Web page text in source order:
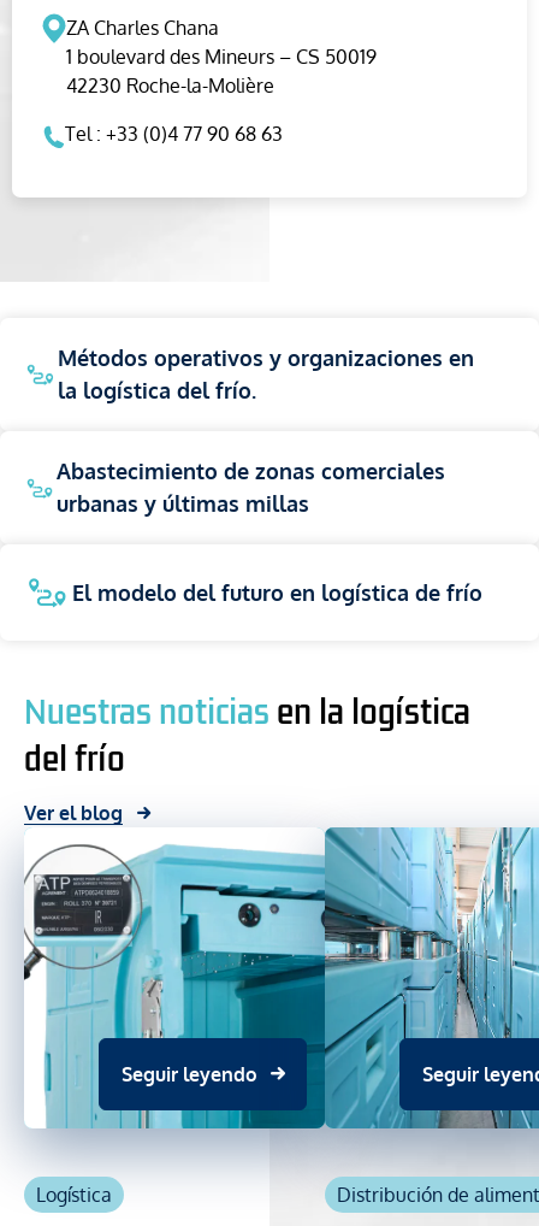
ZA Charles Chana
1 boulevard des Mineurs – CS 50019
42230 Roche-la-Molière
Tel : +33 (0)4 77 90 68 63
Métodos operativos y organizaciones en
la logística del frío.
Abastecimiento de zonas comerciales
urbanas y últimas millas
El modelo del futuro en logística de frío
Nuestras noticias en la logística
del frío
Ver el blog
Seguir leyendo
Logística
Seguir
Distribución de